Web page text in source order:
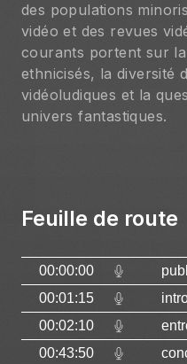
des populations
vidéo et des revues
courants portent sur
ethnicisés, la diversité
vidéoludiques et la
univers fantastiques.
Feuille de route
00:00:00
00:01:15
00:02:10
00:43:50